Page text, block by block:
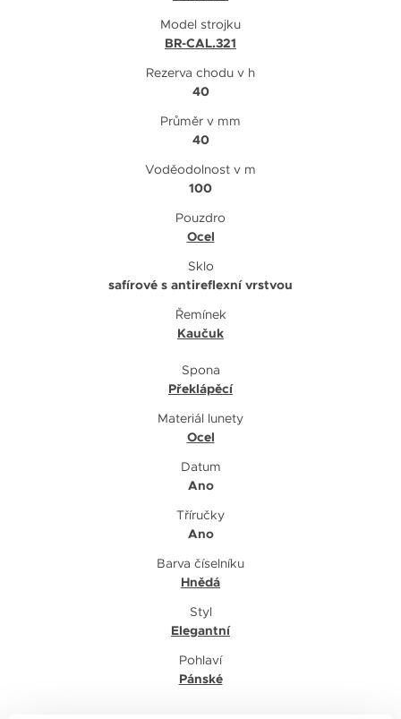
Model strojku
BR-CAL.321
Rezerva chodu v h
40
Průměr v mm
40
Voděodolnost v m
100
Pouzdro
Ocel
Sklo
safírové s antireflexní vrstvou
Řemínek
Kaučuk
Spona
Překlápěcí
Materiál lunety
Ocel
Datum
Ano
Tříručky
Ano
Barva číselníku
Hnědá
Styl
Elegantní
Pohlaví
Pánské